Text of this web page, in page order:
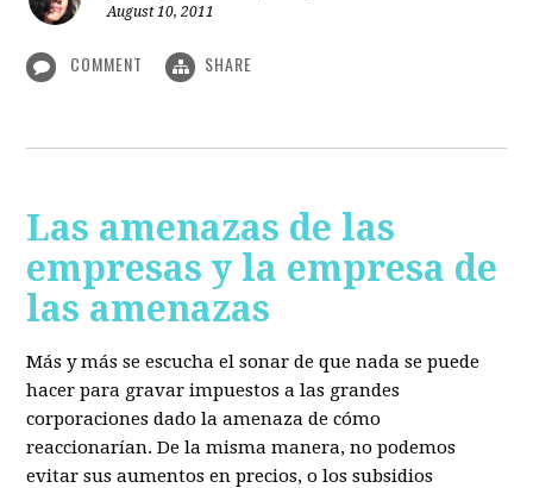
August 10, 2011
COMMENT SHARE
Las amenazas de las
empresas y la empresa de
las amenazas
Más y más se escucha el sonar de que nada se puede
hacer para gravar impuestos a las grandes
corporaciones dado la amenaza de cómo
reaccionarían. De la misma manera, no podemos
evitar sus aumentos en precios, o los subsidios